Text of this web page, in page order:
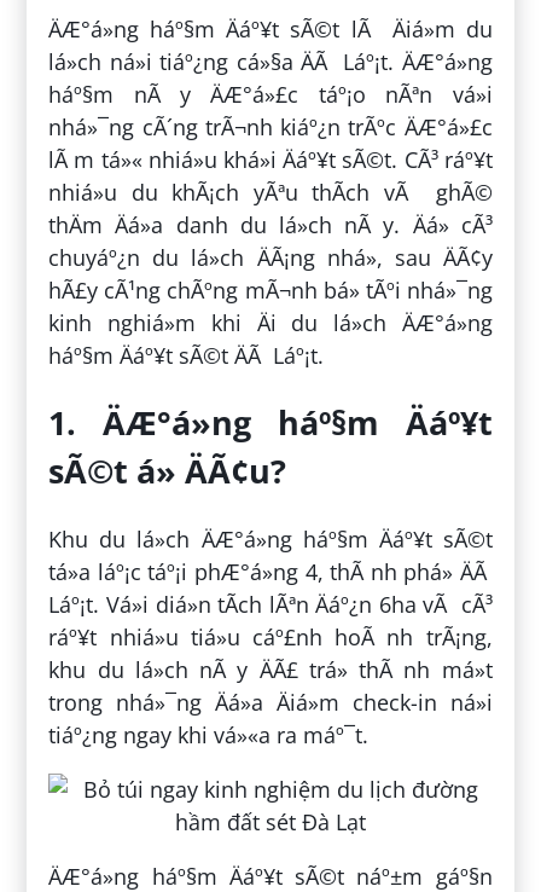
ÄÆ°á»ng háº§m Äáº¥t sÃ©t lÃ Äiá»m du
lá»ch ná»i tiáº¿ng cá»§a ÄÃ Láº¡t. ÄÆ°á»ng
háº§m nÃ y ÄÆ°á»£c táº¡o nÃªn vá»i
nhá»¯ng cÃ´ng trÃ¬nh kiáº¿n trÃºc ÄÆ°á»£c
lÃ m tá»« nhiá»u khá»i Äáº¥t sÃ©t. CÃ³ ráº¥t
nhiá»u du khÃ¡ch yÃªu thÃ­ch vÃ ghÃ©
thÄm Äá»a danh du lá»ch nÃ y. Äá» cÃ³
chuyáº¿n du lá»ch ÄÃ¡ng nhá», sau ÄÃ¢y
hÃ£y cÃ¹ng chÃºng mÃ¬nh bá» tÃºi nhá»¯ng
kinh nghiá»m khi Äi du lá»ch ÄÆ°á»ng
háº§m Äáº¥t sÃ©t ÄÃ Láº¡t.
1. ÄÆ°á»ng háº§m Äáº¥t
sÃ©t á» ÄÃ¢u?
Khu du lá»ch ÄÆ°á»ng háº§m Äáº¥t sÃ©t
tá»a láº¡c táº¡i phÆ°á»ng 4, thÃ nh phá» ÄÃ
Láº¡t. Vá»i diá»n tÃ­ch lÃªn Äáº¿n 6ha vÃ cÃ³
ráº¥t nhiá»u tiá»u cáº£nh hoÃ nh trÃ¡ng,
khu du lá»ch nÃ y ÄÃ£ trá» thÃ nh má»t
trong nhá»¯ng Äá»a Äiá»m check-in ná»i
tiáº¿ng ngay khi vá»«a ra máº¯t.
ÄÆ°á»ng háº§m Äáº¥t sÃ©t náº±m gáº§n